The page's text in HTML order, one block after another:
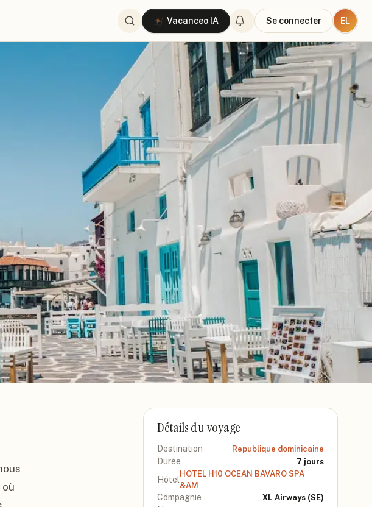
Vacanceo IA Se connecter EL
Détails du voyage
Destination Republique dominicaine
Durée 7 jours
Hôtel
HOTEL H10 OCEAN BAVARO SPA
&AM
Compagnie XL Airways (SE)